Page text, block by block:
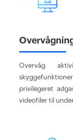
Overvåg
privilegeret
videofiler til